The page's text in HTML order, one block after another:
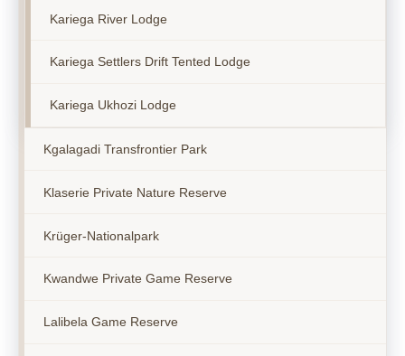
Kariega River Lodge
Kariega Settlers Drift Tented Lodge
Kariega Ukhozi Lodge
Kgalagadi Transfrontier Park
Klaserie Private Nature Reserve
Krüger-Nationalpark
Kwandwe Private Game Reserve
Lalibela Game Reserve